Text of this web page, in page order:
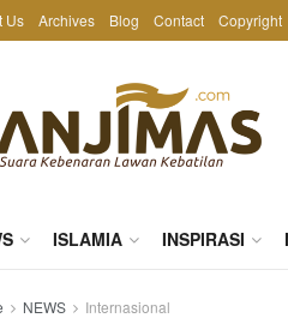
Us Archives Blog Contact Copyright
ISLAMIA INSPIRASI
NEWS Internasional